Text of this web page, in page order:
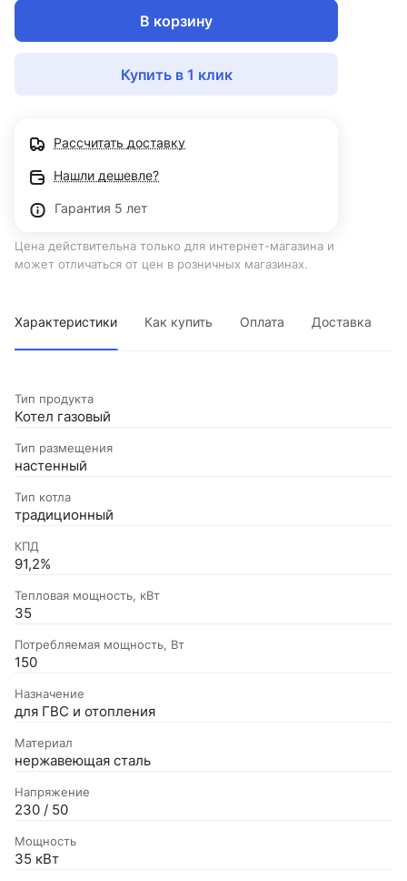
В корзину
Купить в 1 клик
Рассчитать доставку
Нашли дешевле?
Гарантия 5 лет
Цена действительна только для интернет-магазина и
может отличаться от цен в розничных магазинах.
Характеристики Как купить Оплата Доставка
Тип продукта
Котел газовый
Тип размещения
настенный
Тип котла
традиционный
КПД
91,2%
Тепловая мощность, кВт
35
Потребляемая мощность, Вт
150
Назначение
для ГВС и отопления
Материал
нержавеющая сталь
Напряжение
230 / 50
Мощность
35 кВт